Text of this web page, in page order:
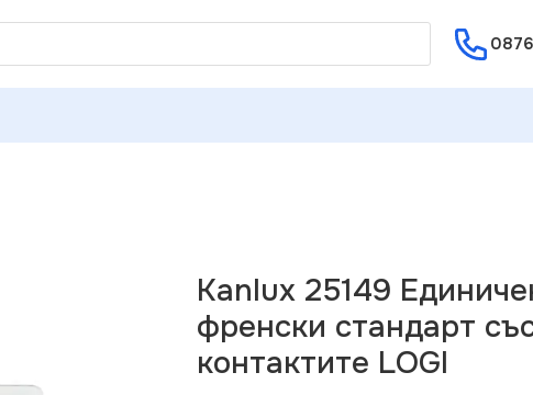
СЕ И ВЗЕМИ КУПОН ЗА НАМАЛЕНИЕ ОТ 5%
Kanlux 25149
френски стандарт
контактите LOGI